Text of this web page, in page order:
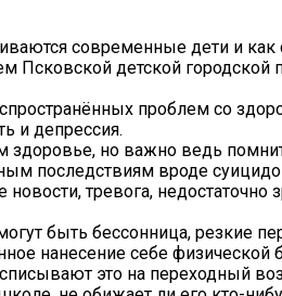
современные дети и как
Псковской детской городской
проблем со
и депрессия.
но важно ведь
последствиям вроде
тревога, недостаточно
быть бессонница, резкие
нанесение себе
это на переходный